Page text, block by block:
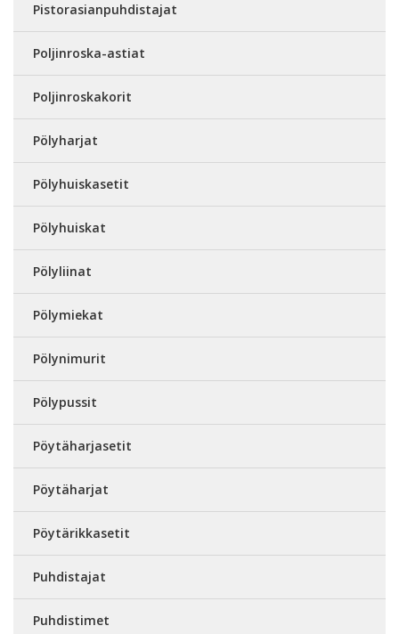
Pistorasianpuhdistajat
Poljinroska-astiat
Poljinroskakorit
Pölyharjat
Pölyhuiskasetit
Pölyhuiskat
Pölyliinat
Pölymiekat
Pölynimurit
Pölypussit
Pöytäharjasetit
Pöytäharjat
Pöytärikkasetit
Puhdistajat
Puhdistimet